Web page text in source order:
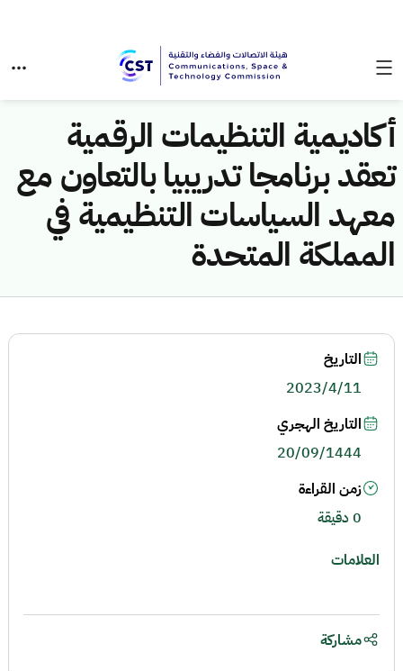
أكاديمية التنظيمات الرقمية
تعقد برنامجا تدريبيا بالتعاون مع
معهد السياسات التنظيمية في
المملكة المتحدة
التاريخ
2023/4/11
التاريخ الهجري
20/09/1444
زمن القراءة
0 دقيقة
العلامات
مشاركة